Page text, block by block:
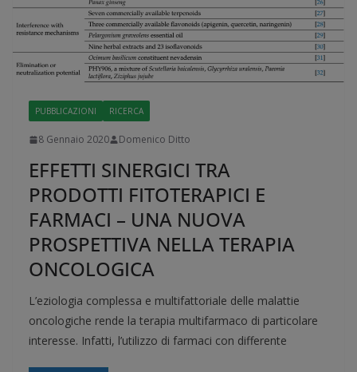
PUBBLICAZIONI RICERCA
8 Gennaio 2020 Domenico Ditto
EFFETTI SINERGICI TRA
PRODOTTI FITOTERAPICI E
FARMACI – UNA NUOVA
PROSPETTIVA NELLA TERAPIA
ONCOLOGICA
L’eziologia complessa e multifattoriale delle malattie
oncologiche rende la terapia multifarmaco di particolare
interesse. Infatti, l’utilizzo di farmaci con differente